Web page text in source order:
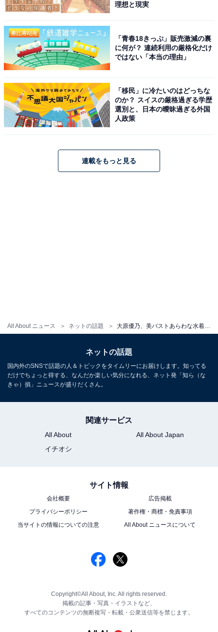
All About ニュース ネットの話題
理想と現実
「青春18きっぷ」販売激減の裏
に何が？ 連続利用の厳格化だけ
ではない「本当の理由」
「移民」に冷たいのはどっちな
のか？ スイスの厳格過ぎる学歴
選別と、日本の曖昧過ぎる外国
人政策
連載をもっと見る
ネットの話題
国内外のSNSで話題の人＆トピックをタイムリーにお届けします。知ってる
だけでちょっと得する、なんだか楽しい気分になれる、ネット発「知ら（な
きゃ）損」ニュースが盛りだくさん。
関連サービス
All About
All About Japan
イチオシ
サイト情報
会社概要
広告掲載
プライバシーポリシー
著作権・商標・免責事項
当サイトの情報についての注意
All About ニュースについて
Copyright©All About, Inc. All rights reserved.
掲載の記事・写真・イラストなど、
すべてのコンテンツの無断複写・転載・公衆送信等を禁じます。